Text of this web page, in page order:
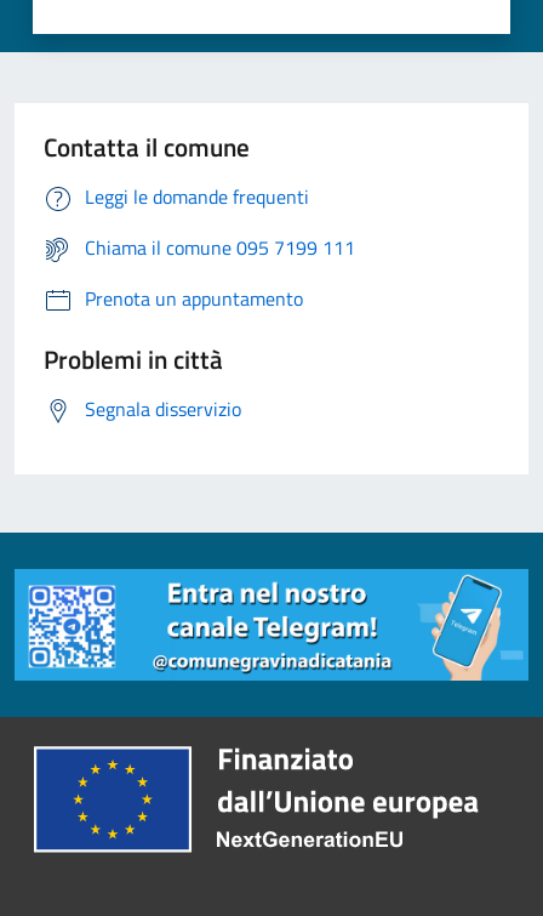
Contatta il comune
Leggi le domande frequenti
Chiama il comune 095 7199 111
Prenota un appuntamento
Problemi in città
Segnala disservizio